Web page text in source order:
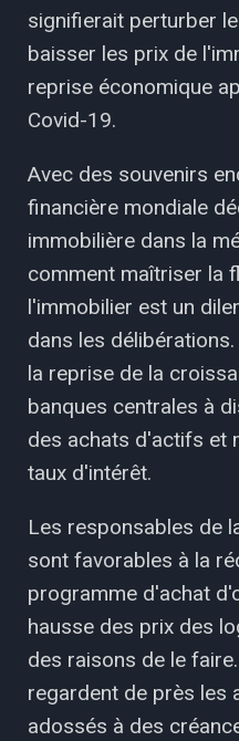
signifierait perturber
baisser les prix de
reprise économique
Covid-19.
Avec des souvenirs
financière mondiale
immobilière dans la
comment maîtriser la
l'immobilier est un
dans les
la reprise de la
banques centrales à
des achats d'actifs et
taux d'intérêt.
Les responsables de
sont favorables à la
programme d'achat
hausse des prix des
des raisons de le
regardent de près les
adossés à des